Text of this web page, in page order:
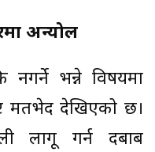
अन्योल
भन्ने विषयमा
मतभेद देखिएको छ।
लागू गर्न दबाब